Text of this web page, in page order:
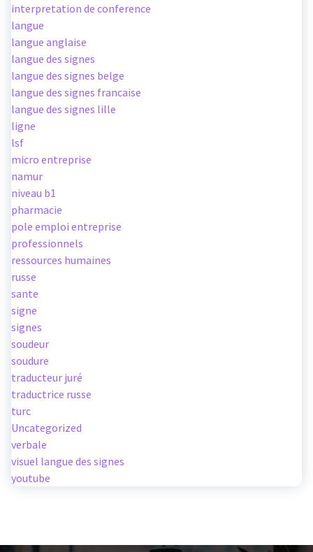
interpretation de conference
langue
langue anglaise
langue des signes
langue des signes belge
langue des signes francaise
langue des signes lille
ligne
lsf
micro entreprise
namur
niveau b1
pharmacie
pole emploi entreprise
professionnels
ressources humaines
russe
sante
signe
signes
soudeur
soudure
traducteur juré
traductrice russe
turc
Uncategorized
verbale
visuel langue des signes
youtube